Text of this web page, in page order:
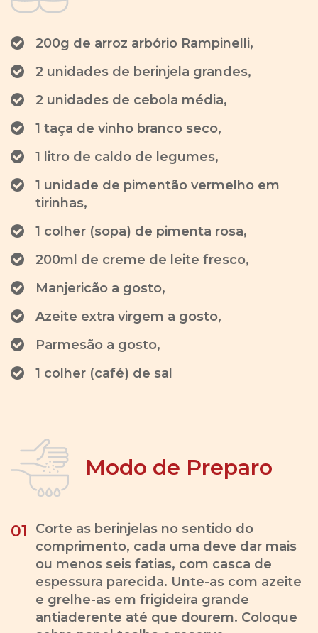
200g de arroz arbório Rampinelli,
2 unidades de berinjela grandes,
2 unidades de cebola média,
1 taça de vinho branco seco,
1 litro de caldo de legumes,
1 unidade de pimentão vermelho em
tirinhas,
1 colher (sopa) de pimenta rosa,
200ml de creme de leite fresco,
Manjericão a gosto,
Azeite extra virgem a gosto,
Parmesão a gosto,
1 colher (café) de sal
Modo de Preparo
01
Corte as berinjelas no sentido do
comprimento, cada uma deve dar mais
ou menos seis fatias, com casca de
espessura parecida. Unte-as com azeite
e grelhe-as em frigideira grande
antiaderente até que dourem. Coloque